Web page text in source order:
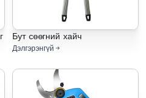
Бут сөөгний хайч
Дэлгэрэнгүй